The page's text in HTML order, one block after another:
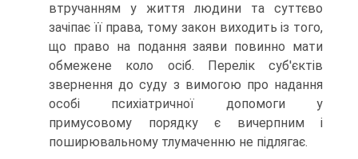
втручанням у життя людини та суттєво
зачіпає її права, тому закон виходить із того,
що право на подання заяви повинно мати
обмежене коло осіб. Перелік суб'єктів
звернення до суду з вимогою про надання
особі психіатрич­ної допомоги у
примусовому порядку є вичерпним і
поширювальному тлумаченню не підлягає.